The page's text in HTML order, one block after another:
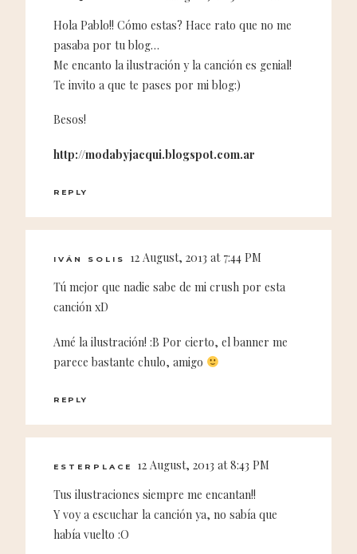
Hola Pablo!! Cómo estas? Hace rato que no me
pasaba por tu blog…
Me encanto la ilustración y la canción es genial!
Te invito a que te pases por mi blog:)
Besos!
http://modabyjacqui.blogspot.com.ar
REPLY
IVÁN SOLIS
12 August, 2013 at 7:44 PM
Tú mejor que nadie sabe de mi crush por esta
canción xD
Amé la ilustración! :B Por cierto, el banner me
parece bastante chulo, amigo
REPLY
ESTERPLACE
12 August, 2013 at 8:43 PM
Tus ilustraciones siempre me encantan!!
Y voy a escuchar la canción ya, no sabía que
había vuelto :O